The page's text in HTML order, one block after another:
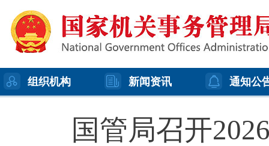
组织机构 新闻资讯 通知公
国管局召开